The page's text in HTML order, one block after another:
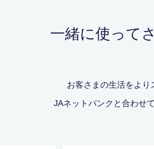
一緒に使って
お客さまの生活をより
JAネットバンクと合わせ